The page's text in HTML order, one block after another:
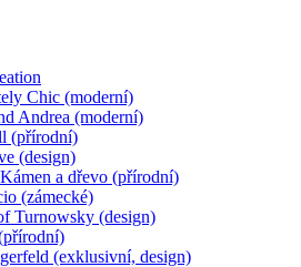
Chic (moderní)
Andrea (moderní)
(přírodní)
(design)
a dřevo (přírodní)
(zámecké)
Turnowsky (design)
(exklusivní, design)